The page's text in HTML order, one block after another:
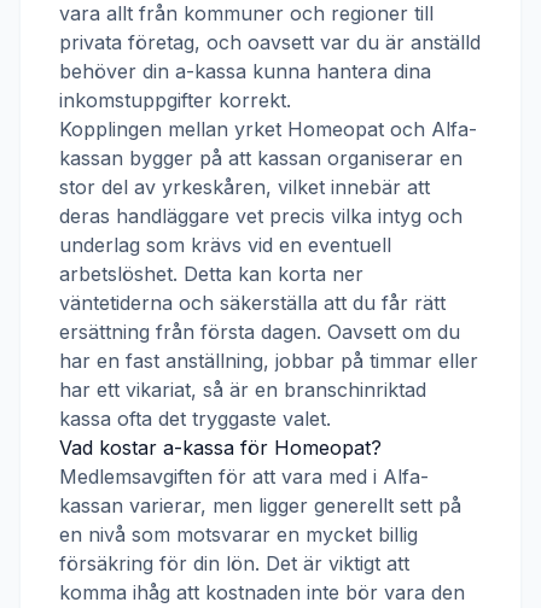
vara allt från kommuner och regioner till
privata företag, och oavsett var du är anställd
behöver din a-kassa kunna hantera dina
inkomstuppgifter korrekt.
Kopplingen mellan yrket Homeopat och Alfa-
kassan bygger på att kassan organiserar en
stor del av yrkeskåren, vilket innebär att
deras handläggare vet precis vilka intyg och
underlag som krävs vid en eventuell
arbetslöshet. Detta kan korta ner
väntetiderna och säkerställa att du får rätt
ersättning från första dagen. Oavsett om du
har en fast anställning, jobbar på timmar eller
har ett vikariat, så är en branschinriktad
kassa ofta det tryggaste valet.
Vad kostar a-kassa för Homeopat?
Medlemsavgiften för att vara med i Alfa-
kassan varierar, men ligger generellt sett på
en nivå som motsvarar en mycket billig
försäkring för din lön. Det är viktigt att
komma ihåg att kostnaden inte bör vara den